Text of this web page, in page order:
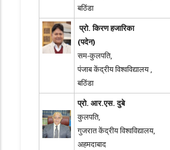
बठिंडा
प्रो. किरण हजारिका
(पदेन)
सम-कुलपति,
पंजाब केंद्रीय विश्वविद्यालय ,
बठिंडा
प्रो. आर.एस. दुबे
कुलपति,
गुजरात केंद्रीय विश्वविद्यालय,
अहमदाबाद